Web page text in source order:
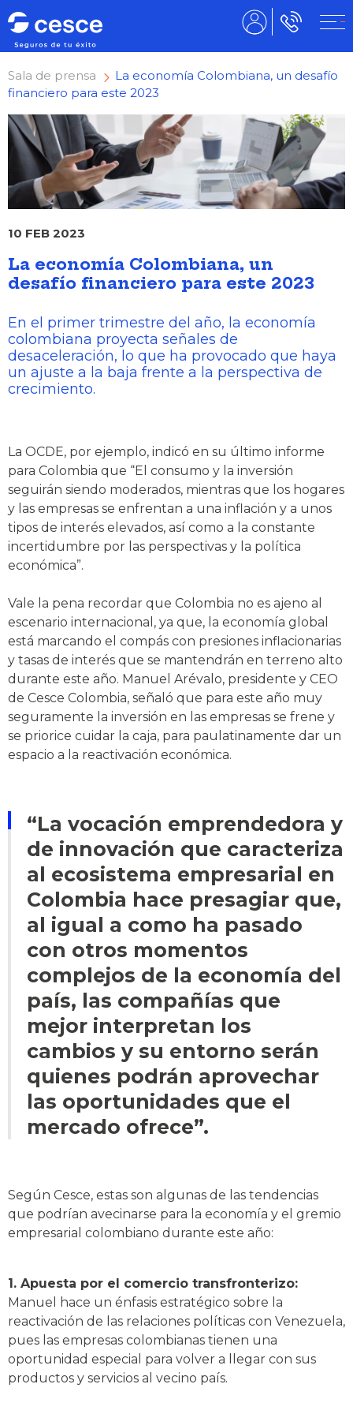
Sala de prensa
La economía Colombiana, un desafío
financiero para este 2023
10 FEB 2023
La economía Colombiana, un
desafío financiero para este 2023
En el primer trimestre del año, la economía
colombiana proyecta señales de
desaceleración, lo que ha provocado que haya
un ajuste a la baja frente a la perspectiva de
crecimiento.
La OCDE, por ejemplo, indicó en su último informe
para Colombia que “El consumo y la inversión
seguirán siendo moderados, mientras que los hogares
y las empresas se enfrentan a una inflación y a unos
tipos de interés elevados, así como a la constante
incertidumbre por las perspectivas y la política
económica”.
Vale la pena recordar que Colombia no es ajeno al
escenario internacional, ya que, la economía global
está marcando el compás con presiones inflacionarias
y tasas de interés que se mantendrán en terreno alto
durante este año. Manuel Arévalo, presidente y CEO
de Cesce Colombia, señaló que para este año muy
seguramente la inversión en las empresas se frene y
se priorice cuidar la caja, para paulatinamente dar un
espacio a la reactivación económica.
“La vocación emprendedora y
de innovación que caracteriza
al ecosistema empresarial en
Colombia hace presagiar que,
al igual a como ha pasado
con otros momentos
complejos de la economía del
país, las compañías que
mejor interpretan los
cambios y su entorno serán
quienes podrán aprovechar
las oportunidades que el
mercado ofrece”.
Según Cesce, estas son algunas de las tendencias
que podrían avecinarse para la economía y el gremio
empresarial colombiano durante este año:
1. Apuesta por el comercio transfronterizo:
Manuel hace un énfasis estratégico sobre la
reactivación de las relaciones políticas con Venezuela,
pues las empresas colombianas tienen una
oportunidad especial para volver a llegar con sus
productos y servicios al vecino país.